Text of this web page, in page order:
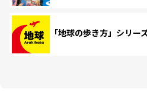
「地球の歩き方」シリー